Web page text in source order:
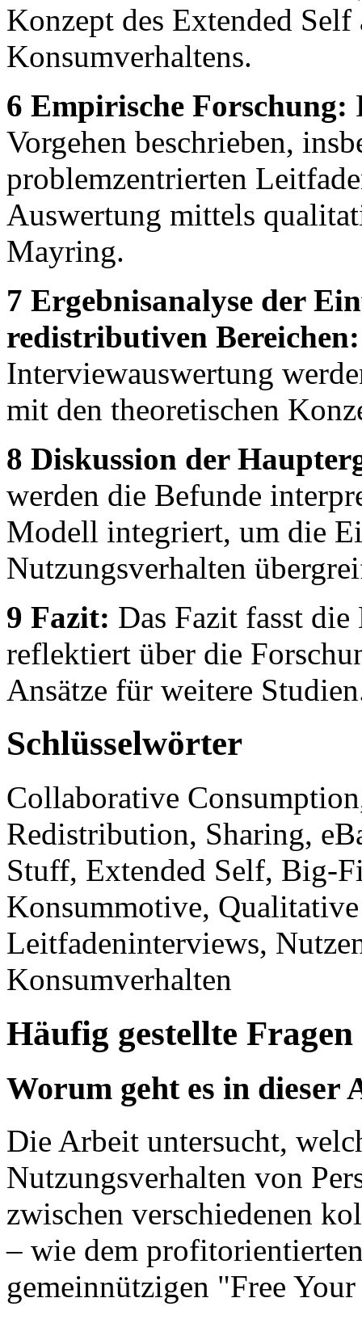
Konzept des Extended
Konsumverhaltens.
6 Empirische Forschung:
Vorgehen beschrieben,
problemzentrierten
Auswertung mittels
Mayring.
7 Ergebnisanalyse der
redistributiven Bereichen:
Interviewauswertung
mit den theoretischen
8 Diskussion der
werden die Befunde
Modell integriert, um die
Nutzungsverhalten
9 Fazit: Das Fazit fasst
reflektiert über die
Ansätze für weitere
Schlüsselwörter
Collaborative
Redistribution, Sharing,
Stuff, Extended Self, Big-
Konsummotive,
Leitfadeninterviews,
Konsumverhalten
Häufig gestellte Fragen
Worum geht es in dieser
Die Arbeit untersucht,
Nutzungsverhalten von
zwischen verschiedenen
– wie dem
gemeinnützigen "Free